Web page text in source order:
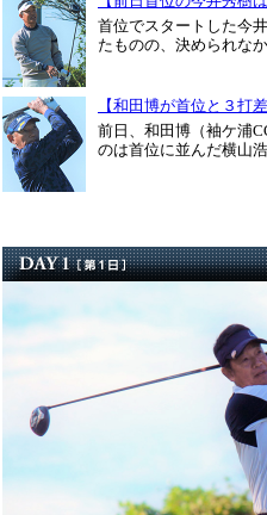
首位でスタートした今
たものの、決められな
【和田博が首位と３打
前日、和田博（袖ケ浦
のは首位に並んだ横山